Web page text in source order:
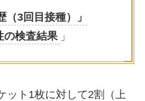
（3回目接種）」
の検査結果 」
ット1枚に対して2割（上